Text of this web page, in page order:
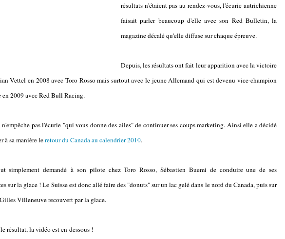
résultats n'étaient pas au rendez-vous, l'écurie autrichienne
faisait parler beaucoup d'elle avec son Red Bulletin, la
magazine décalé qu'elle diffuse sur chaque épreuve.
Depuis, les résultats ont fait leur apparition avec la victoire
Vettel en 2008 avec Toro Rosso mais surtout avec le jeune Allemand qui est devenu vice-champion
en 2009 avec Red Bull Racing.
pas l'écurie "qui vous donne des ailes" de continuer ses coups marketing. Ainsi elle a décidé
à sa manière leretour du Canada au calendrier 2010.
simplement demandé à son pilote chez Toro Rosso, Sébastien Buemi de conduire une de ses
sur la glace ! Le Suisse est donc allé faire des "donuts" sur un lac gelé dans le nord du Canada, puis sur
Villeneuve recouvert par la glace.
résultat, la vidéo est en-dessous !